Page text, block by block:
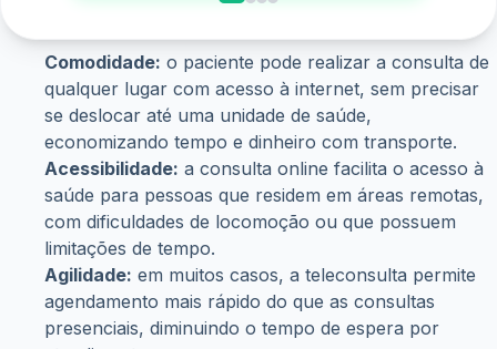
Comodidade: o paciente pode realizar a consulta de
qualquer lugar com acesso à internet, sem precisar
se deslocar até uma unidade de saúde,
economizando tempo e dinheiro com transporte.
Acessibilidade: a consulta online facilita o acesso à
saúde para pessoas que residem em áreas remotas,
com dificuldades de locomoção ou que possuem
limitações de tempo.
Agilidade: em muitos casos, a teleconsulta permite
agendamento mais rápido do que as consultas
presenciais, diminuindo o tempo de espera por